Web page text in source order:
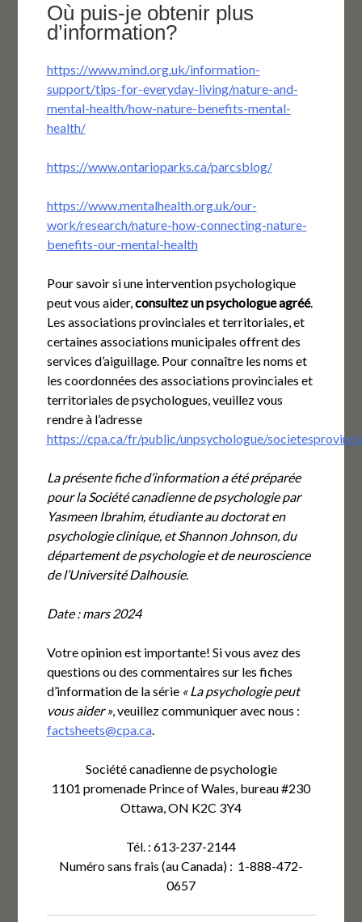
Où puis-je obtenir plus
d’information?
https://www.mind.org.uk/information-
support/tips-for-everyday-living/nature-and-
mental-health/how-nature-benefits-mental-
health/
https://www.ontarioparks.ca/parcsblog/
https://www.mentalhealth.org.uk/our-
work/research/nature-how-connecting-nature-
benefits-our-mental-health
Pour savoir si une intervention psychologique
peut vous aider,consultez un psychologue agréé.
Les associations provinciales et territoriales, et
certaines associations municipales offrent des
services d’aiguillage. Pour connaître les noms et
les coordonnées des associations provinciales et
territoriales de psychologues, veuillez vous
rendre à l’adresse
https://cpa.ca/fr/public/unpsychologue/
La présente fiche d’information a été préparée
pour la Société canadienne de psychologie par
Yasmeen Ibrahim, étudiante au doctorat en
psychologie clinique, et Shannon Johnson, du
département de psychologie et de neuroscience
de l’Université Dalhousie.
Date : mars 2024
Votre opinion est importante! Si vous avez des
questions ou des commentaires sur les fiches
d’information de la série « La psychologie peut
vous aider », veuillez communiquer avec nous :
factsheets@cpa.ca.
Société canadienne de psychologie
1101 promenade Prince of Wales, bureau #230
Ottawa, ON K2C 3Y4
Tél. : 613-237-2144
Numéro sans frais (au Canada) : 1-888-472-
0657